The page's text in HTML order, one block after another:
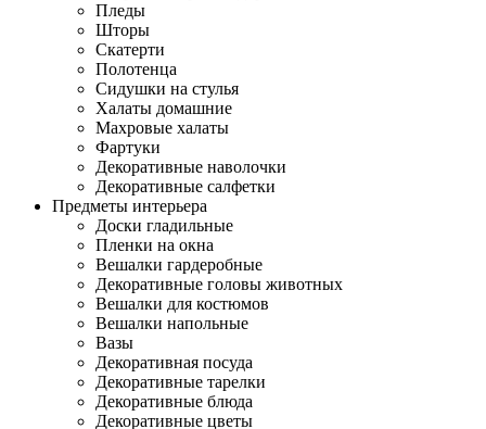
Пледы
Шторы
Скатерти
Полотенца
Сидушки на стулья
Халаты домашние
Махровые халаты
Фартуки
Декоративные наволочки
Декоративные салфетки
Предметы интерьера
Доски гладильные
Пленки на окна
Вешалки гардеробные
Декоративные головы животных
Вешалки для костюмов
Вешалки напольные
Вазы
Декоративная посуда
Декоративные тарелки
Декоративные блюда
Декоративные цветы